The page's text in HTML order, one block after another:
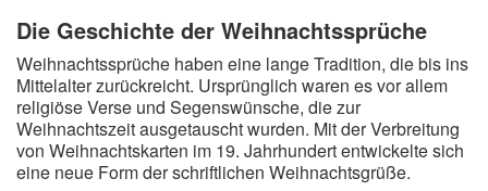
Die Geschichte der Weihnachtssprüche
Weihnachtssprüche haben eine lange Tradition, die bis ins
Mittelalter zurückreicht. Ursprünglich waren es vor allem
religiöse Verse und Segenswünsche, die zur
Weihnachtszeit ausgetauscht wurden. Mit der Verbreitung
von Weihnachtskarten im 19. Jahrhundert entwickelte sich
eine neue Form der schriftlichen Weihnachtsgrüße.